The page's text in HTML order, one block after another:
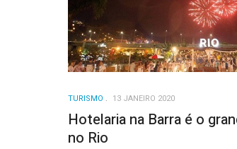
TURISMO 13 JANEIRO 2020
Hotelaria na Barra é o
no Rio